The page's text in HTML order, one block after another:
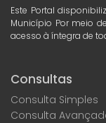
Este Portal
Município Por meio
acesso à íntegra de
Consultas
Consulta Simples
Consulta